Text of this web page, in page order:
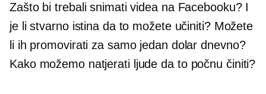
Zašto bi trebali snimati videa na Facebooku? I
je li stvarno istina da to možete učiniti? Možete
li ih promovirati za samo jedan dolar dnevno?
Kako možemo natjerati ljude da to počnu činiti?